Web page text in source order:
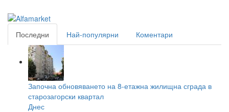
Последни Най-популярни Коментари
Започна обновяването на 8-етажна жилищна сграда в
старозагорски квартал
Днес